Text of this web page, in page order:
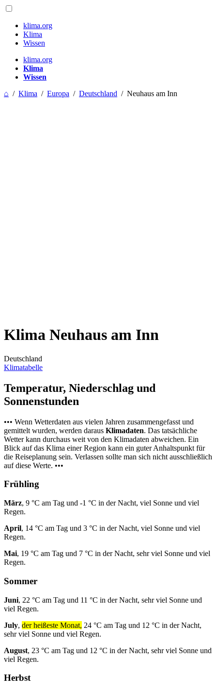
klima.org
Klima
Wissen
klima.org
Klima
Wissen
⌂ / Klima / Europa / Deutschland / Neuhaus am Inn
Klima Neuhaus am Inn
Deutschland
Klimatabelle
Temperatur, Niederschlag und
Sonnenstunden
••• Wenn Wetterdaten aus vielen Jahren zusammengefasst und
gemittelt wurden, werden daraus Klimadaten. Das tatsächliche
Wetter kann durchaus weit von den Klimadaten abweichen. Ein
Blick auf das Klima einer Region kann ein guter Anhaltspunkt für
die Reiseplanung sein. Verlassen sollte man sich nicht ausschließlich
auf diese Werte. •••
Frühling
März, 9 °C am Tag und -1 °C in der Nacht, viel Sonne und viel
Regen.
April, 14 °C am Tag und 3 °C in der Nacht, viel Sonne und viel
Regen.
Mai, 19 °C am Tag und 7 °C in der Nacht, sehr viel Sonne und viel
Regen.
Sommer
Juni, 22 °C am Tag und 11 °C in der Nacht, sehr viel Sonne und
viel Regen.
July, der heißeste Monat, 24 °C am Tag und 12 °C in der Nacht,
sehr viel Sonne und viel Regen.
August, 23 °C am Tag und 12 °C in der Nacht, sehr viel Sonne und
viel Regen.
Herbst